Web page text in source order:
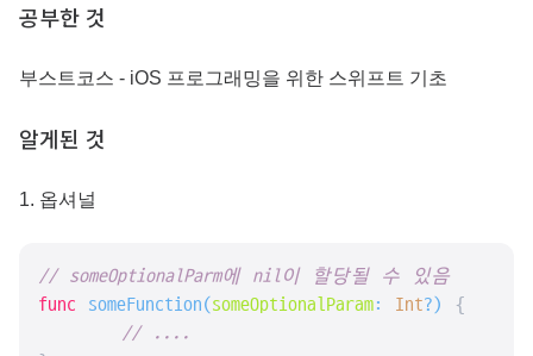
공부한 것
부스트코스 - iOS 프로그래밍을 위한 스위프트 기초
알게된 것
1. 옵셔널
// someOptionalParm에 nil이 할당될 수 있음
func
someFunction(someOptionalParam: Int?)
{
// ....